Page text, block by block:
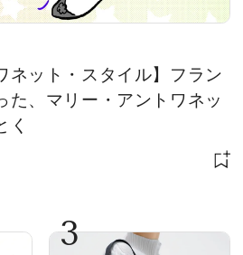
ネット・スタイル】フラン
た、マリー・アントワネッ
く
3